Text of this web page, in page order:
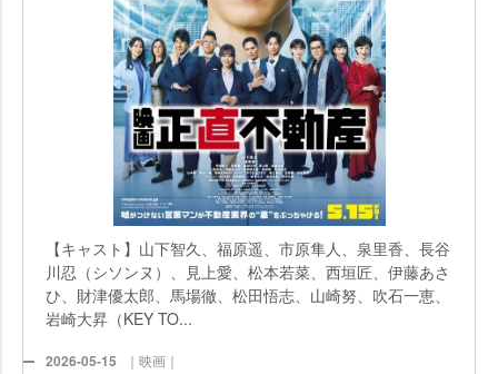
【キャスト】山下智久、福原遥、市原隼人、泉里香、長谷
川忍（シソンヌ）、見上愛、松本若菜、西垣匠、伊藤あさ
ひ、財津優太郎、馬場徹、松田悟志、山崎努、吹石一恵、
崎大昇（KEY TO...
2026-05-15 ｜映画｜